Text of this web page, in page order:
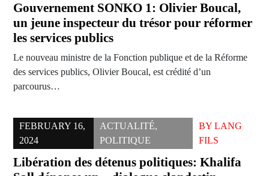
Gouvernement SONKO 1: Olivier Boucal,
un jeune inspecteur du trésor pour réformer
les services publics
Le nouveau ministre de la Fonction publique et de la Réforme
des services publics, Olivier Boucal, est crédité d’un
parcourus…
FEBRUARY 16,
2024
ACTUALITÉ,
POLITIQUE
BY LANG
FILS
Libération des détenus politiques: Khalifa